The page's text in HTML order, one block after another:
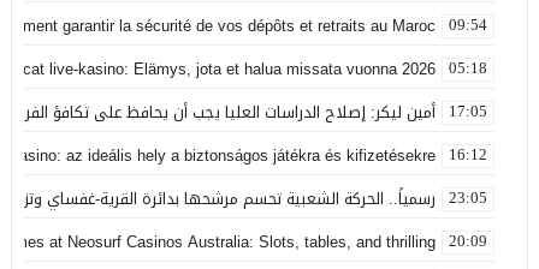
09:54
garantir la sécurité de vos dépôts et retraits au Maroc
05:18
live-kasino: Elämys, jota et halua missata vuonna 2026
17:05 أمين ليكر: إصلاح الدراسات العليا يجب أن يحافظ على تكافؤ الفرص
16:12
Casino: az ideális hely a biztonságos játékra és kifizetésekre
23:05 رسمياً.. الحركة الشعبية تحسم مرشحها بدائرة القرية-غفساي
20:09
at Neosurf Casinos Australia: Slots, tables, and thrilling